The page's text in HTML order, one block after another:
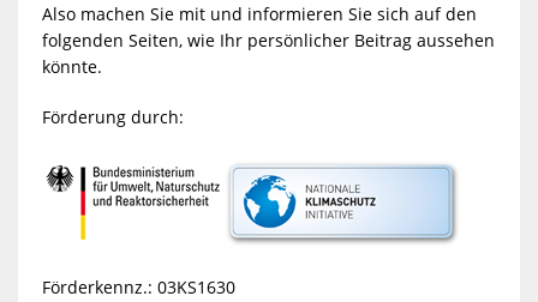
Also machen Sie mit und informieren Sie sich auf den
folgenden Seiten, wie Ihr persönlicher Beitrag aussehen
könnte.
Förderung durch:
Förderkennz.: 03KS1630